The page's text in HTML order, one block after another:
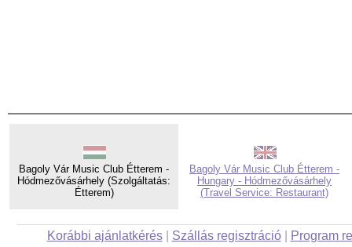
Bagoly Vár Music Club Étterem -
Hódmezővásárhely (Szolgáltatás:
Étterem)
Bagoly Vár Music Club Étterem -
Hungary - Hódmezővásárhely
(Travel Service: Restaurant)
Korábbi ajánlatkérés| Szállás regisztráció| Program